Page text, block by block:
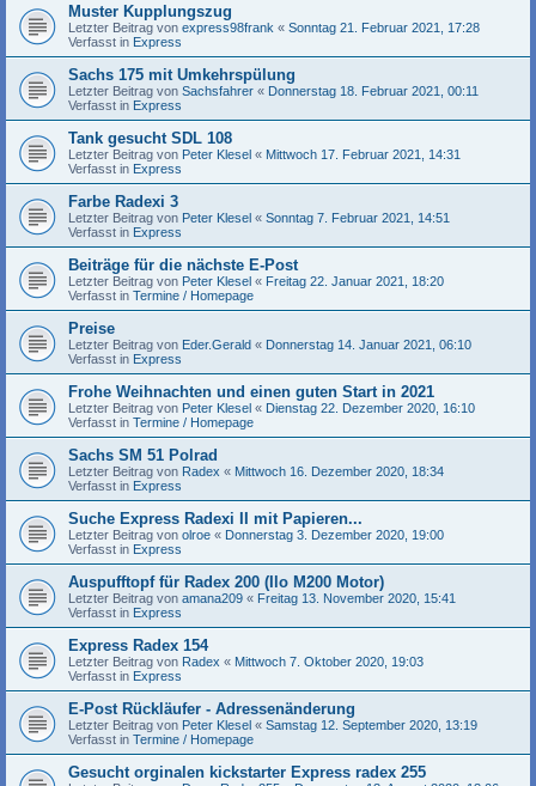
Muster Kupplungszug
Letzter Beitrag von express98frank « Sonntag 21. Februar 2021, 17:28
Verfasst in Express
Sachs 175 mit Umkehrspülung
Letzter Beitrag von Sachsfahrer « Donnerstag 18. Februar 2021, 00:11
Verfasst in Express
Tank gesucht SDL 108
Letzter Beitrag von Peter Klesel « Mittwoch 17. Februar 2021, 14:31
Verfasst in Express
Farbe Radexi 3
Letzter Beitrag von Peter Klesel « Sonntag 7. Februar 2021, 14:51
Verfasst in Express
Beiträge für die nächste E-Post
Letzter Beitrag von Peter Klesel « Freitag 22. Januar 2021, 18:20
Verfasst in Termine / Homepage
Preise
Letzter Beitrag von Eder.Gerald « Donnerstag 14. Januar 2021, 06:10
Verfasst in Express
Frohe Weihnachten und einen guten Start in 2021
Letzter Beitrag von Peter Klesel « Dienstag 22. Dezember 2020, 16:10
Verfasst in Termine / Homepage
Sachs SM 51 Polrad
Letzter Beitrag von Radex « Mittwoch 16. Dezember 2020, 18:34
Verfasst in Express
Suche Express Radexi II mit Papieren...
Letzter Beitrag von olroe « Donnerstag 3. Dezember 2020, 19:00
Verfasst in Express
Auspufftopf für Radex 200 (Ilo M200 Motor)
Letzter Beitrag von amana209 « Freitag 13. November 2020, 15:41
Verfasst in Express
Express Radex 154
Letzter Beitrag von Radex « Mittwoch 7. Oktober 2020, 19:03
Verfasst in Express
E-Post Rückläufer - Adressenänderung
Letzter Beitrag von Peter Klesel « Samstag 12. September 2020, 13:19
Verfasst in Termine / Homepage
Gesucht orginalen kickstarter Express radex 255